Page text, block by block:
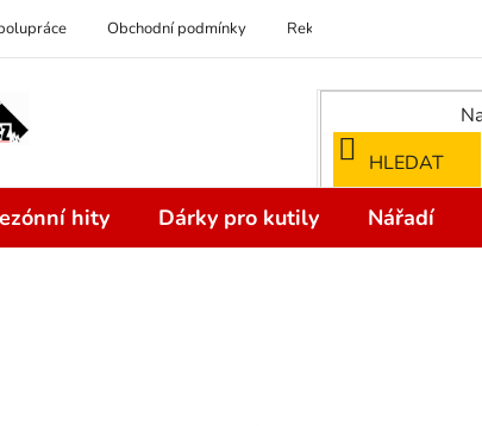
Obchodní podmínky Reklamace
HLEDAT
hity Dárky pro kutily Nářadí